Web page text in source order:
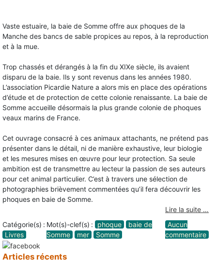
Vaste estuaire, la baie de Somme offre aux phoques de la
Manche des bancs de sable propices au repos, à la reproduction
et à la mue.
Trop chassés et dérangés à la fin du XIXe siècle, ils avaient
disparu de la baie. Ils y sont revenus dans les années 1980.
L’association Picardie Nature a alors mis en place des opérations
d’étude et de protection de cette colonie renaissante. La baie de
Somme accueille désormais la plus grande colonie de phoques
veaux marins de France.
Cet ouvrage consacré à ces animaux attachants, ne prétend pas
présenter dans le détail, ni de manière exhaustive, leur biologie
et les mesures mises en œuvre pour leur protection. Sa seule
ambition est de transmettre au lecteur la passion de ses auteurs
pour cet animal particulier. C’est à travers une sélection de
photographies brièvement commentées qu’il fera découvrir les
phoques en baie de Somme.
Lire la suite …
Catégorie(s) :
Livres
Mot(s)-clef(s) : phoque
baie de
Somme
mer Somme
Aucun
commentaire
Articles récents